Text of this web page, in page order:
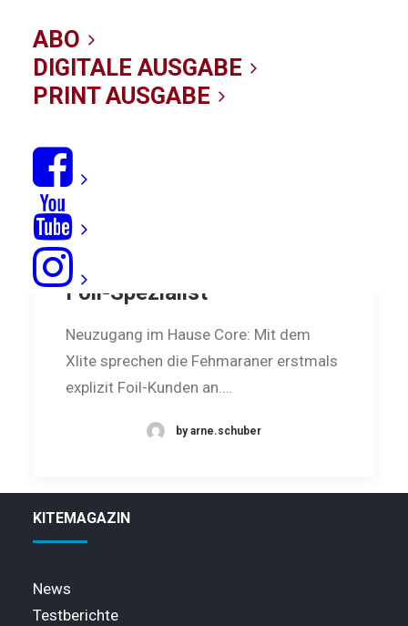
ABO
DIGITALE AUSGABE
PRINT AUSGABE
Core Xlite: Federleichter
Foil-Spezialist
Neuzugang im Hause Core: Mit dem
Xlite sprechen die Fehmaraner erstmals
explizit Foil-Kunden an.…
by arne.schuber
KITEMAGAZIN
News
Testberichte